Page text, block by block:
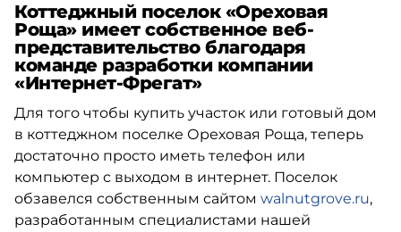
Коттеджный поселок «Ореховая
Роща» имеет собственное веб-
представительство благодаря
команде разработки компании
«Интернет-Фрегат»
Для того чтобы купить участок или готовый дом
в коттеджном поселке Ореховая Роща, теперь
достаточно просто иметь телефон или
компьютер с выходом в интернет. Поселок
обзавелся собственным сайтом walnutgrove.ru,
разработанным специалистами нашей